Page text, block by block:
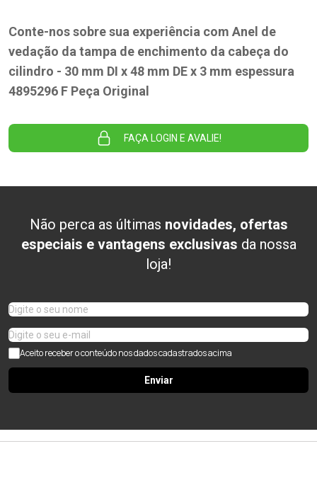
Conte-nos sobre sua experiência com Anel de
vedação da tampa de enchimento da cabeça do
cilindro - 30 mm DI x 48 mm DE x 3 mm espessura
4895296 F Peça Original
FAÇA LOGIN E AVALIE!
Não perca as últimas novidades, ofertas
especiais e vantagens exclusivas da nossa
loja!
Aceito receber o conteúdo nos dados cadastrados acima
Enviar